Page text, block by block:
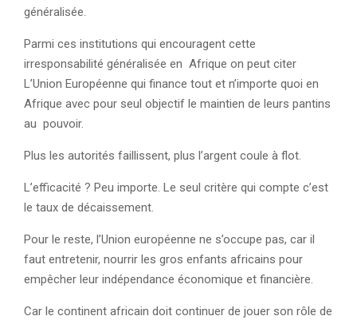
généralisée.
Parmi ces institutions qui encouragent cette
irresponsabilité généralisée en Afrique on peut citer
L’Union Européenne qui finance tout et n’importe quoi en
Afrique avec pour seul objectif le maintien de leurs pantins
au pouvoir.
Plus les autorités faillissent, plus l’argent coule à flot.
L’efficacité ? Peu importe. Le seul critère qui compte c’est
le taux de décaissement.
Pour le reste, l’Union européenne ne s’occupe pas, car il
faut entretenir, nourrir les gros enfants africains pour
empêcher leur indépendance économique et financière.
Car le continent africain doit continuer de jouer son rôle de